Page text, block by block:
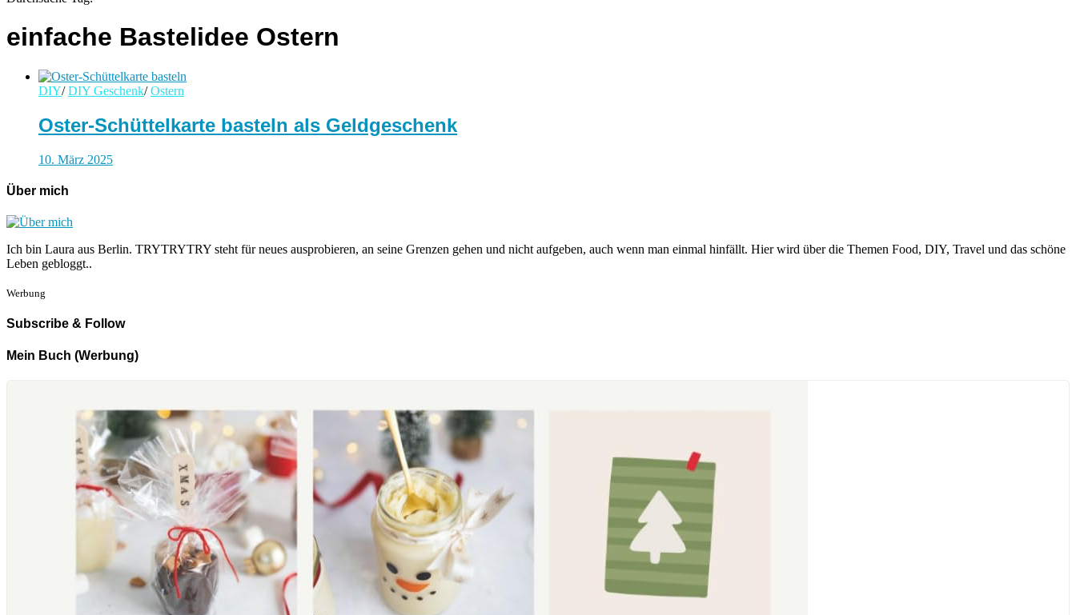
einfache Bastelidee Ostern
DIY/ DIY Geschenk/ Ostern
Oster-Schüttelkarte basteln als Geldgeschenk
10. März 2025
Über mich
Ich bin Laura aus Berlin. TRYTRYTRY steht für neues ausprobieren, an seine Grenzen gehen und nicht aufgeben, auch wenn man einmal hinfällt. Hier wird über die Themen Food, DIY, Travel und das schöne
Leben gebloggt..
Werbung
Subscribe & Follow
Mein Buch (Werbung)